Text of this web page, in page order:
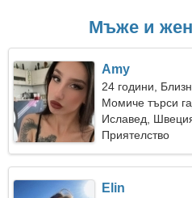
Мъже и
Amy
24 години,
Момиче търси
Иславед,
Приятелство
Elin